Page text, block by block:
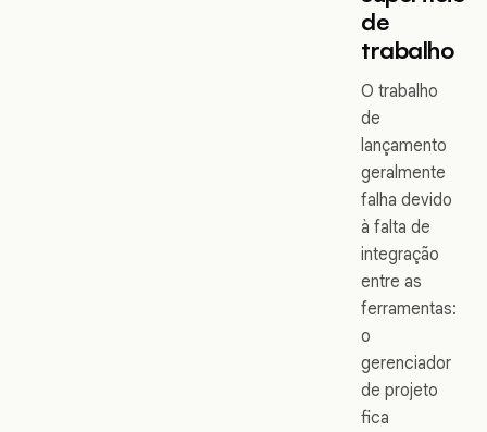
de
trabalho
O trabalho
de
lançamento
geralmente
falha devido
à falta de
integração
entre as
ferramentas:
o
gerenciador
de projeto
fica